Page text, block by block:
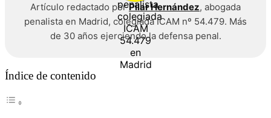
Artículo redactado porPilar Hernández, abogada
penalista en Madrid, colegiada ICAM nº 54.479. Más
de 30 años ejerciendo la defensa penal.
Índice de contenido